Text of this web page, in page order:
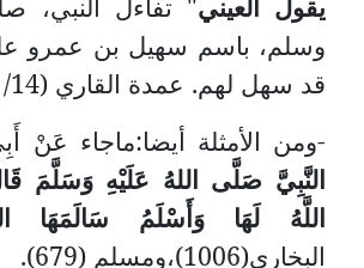
وسلم، باسم سهيل بن عمرو
قد سهل لهم. عمدة القاري (14/ 12).
-ومن الأمثلة أيضا:ماجاء عَنْ
النَّبِيَّ صَلَّى اللهُ عَلَيْهِ وَسَلَّمَ
اللَّهُ لَهَا وَأَسْلَمُ سَالَمَهَا
البخاري(1006)،ومسلم (679).